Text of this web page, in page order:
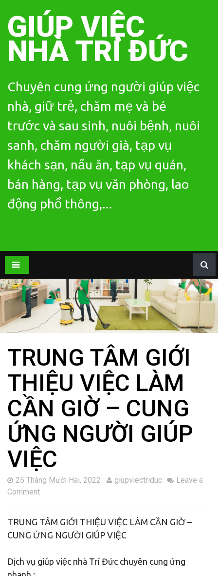
contentGIÚP VIỆC
NHÀ TRÍ ĐỨC
Chuyên cung ứng người giúp việc
nhà, giữ trẻ, chăm mẹ và bé
trước và sau sinh, nuôi bệnh, nuôi
sanh, chăm người già, tạp vụ
khách sạn, nấu ăn, tạp vụ quán,
bán hàng, tạp vụ văn phòng, lao
động phổ thông,...
TRUNG TÂM GIỚI
THIỆU VIỆC LÀM
CẦN GIỜ – CUNG
ỨNG NGƯỜI GIÚP
VIỆC
25 Tháng Mười Hai, 2022 giupviectriduc
Leave a
Comment
TRUNG TÂM GIỚI THIỆU VIỆC LÀM CẦN GIỜ –
CUNG ỨNG NGƯỜI GIÚP VIỆC
Dịch vụ giúp việc nhà Trí Đức chuyên cung ứng